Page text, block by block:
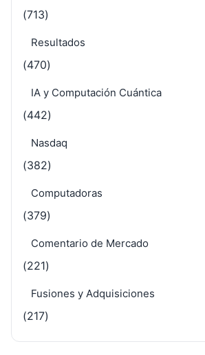
(713)
Resultados
(470)
IA y Computación Cuántica
(442)
Nasdaq
(382)
Computadoras
(379)
Comentario de Mercado
(221)
Fusiones y Adquisiciones
(217)